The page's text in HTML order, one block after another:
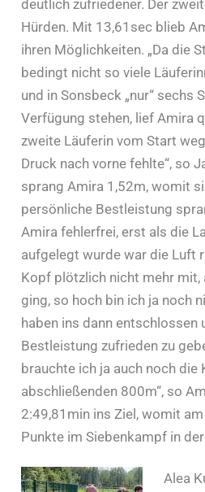
deutlich zufriedener. Der
Hürden. Mit 13,61sec blieb
ihren Möglichkeiten. „Da die
bedingt nicht so viele
und in Sonsbeck „nur“ sechs
Verfügung stehen, lief Amira
zweite Läuferin vom Start
Druck nach vorne fehlte“, so
sprang Amira 1,52m, womit
persönliche Bestleistung
Amira fehlerfrei, erst als die
aufgelegt wurde war die Luft
Kopf plötzlich nicht mehr mit,
ging, so hoch bin ich ja noch
haben ins dann entschlossen
Bestleistung zufrieden zu
brauchte ich ja auch noch die
abschließenden 800m“, so
2:49,81min ins Ziel, womit
Punkte im Siebenkampf in
Alea